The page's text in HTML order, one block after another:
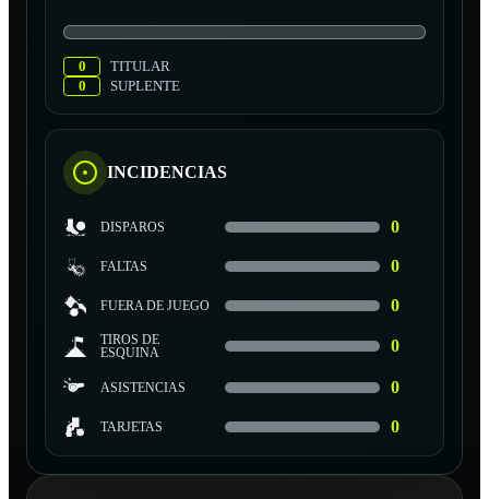
0
TITULAR
0
SUPLENTE
INCIDENCIAS
DISPAROS 0
FALTAS 0
FUERA DE JUEGO 0
TIROS DE
ESQUINA
0
ASISTENCIAS 0
TARJETAS 0